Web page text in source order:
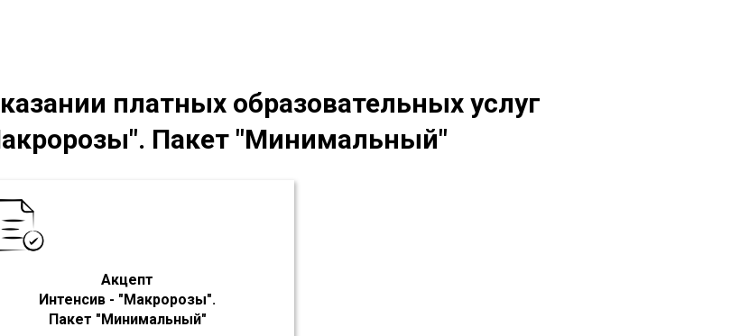
платных образовательных услуг
Пакет "Минимальный"
Акцепт
Интенсив - "Макророзы".
Пакет "Минимальный"